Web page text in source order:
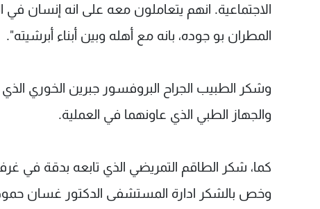
الاجتماعية. انهم يتعاملون معه على انه إنسان
المطران بو جوده، بانه مع أهله وبين أبناء أبرشيته".
وشكر الطبيب الجراح البروفسور جبرين الخوري
والجهاز الطبي الذي عاونهما في العملية.
كما، شكر الطاقم التمريضي الذي تابعه بدقة في
وخص بالشكر ادارة المستشفى الدكتور غسان حمود،